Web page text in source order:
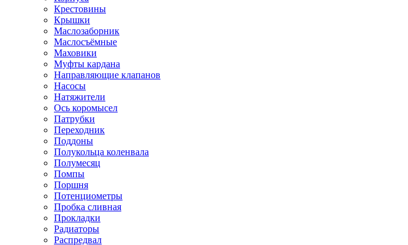
Крестовины
Крышки
Маслозаборник
Маслосъёмные
Маховики
Муфты кардана
Направляющие клапанов
Насосы
Натяжители
Ось коромысел
Патрубки
Переходник
Поддоны
Полукольца коленвала
Полумесяц
Помпы
Поршня
Потенциометры
Пробка сливная
Прокладки
Радиаторы
Распредвал